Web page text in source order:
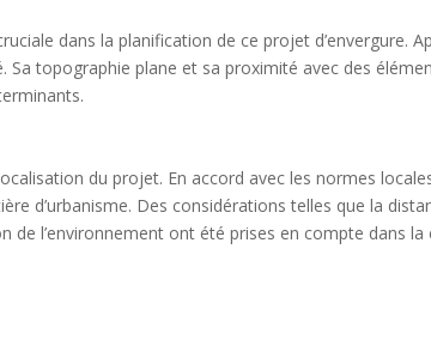
dans la planification de ce projet d’envergure.
topographie plane et sa proximité avec des
du projet. En accord avec les normes
d’urbanisme. Des considérations telles que la
de l’environnement ont été prises en compte dans